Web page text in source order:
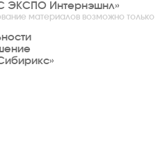
ЭКСПО Интернэшнл»
материалов возможно только